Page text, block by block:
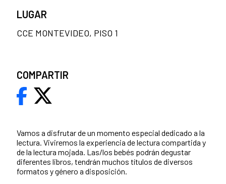
Vamos a disfrutar de un momento especial dedicado a la
lectura. Viviremos la experiencia de lectura compartida y
de la lectura mojada. Las/los bebés podrán degustar
diferentes libros, tendrán muchos títulos de diversos
formatos y género a disposición.
LUGAR
CCE MONTEVIDEO, PISO 1
COMPARTIR